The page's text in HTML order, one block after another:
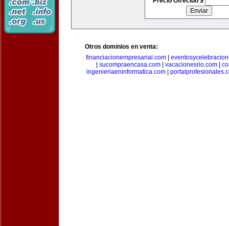
Otros dominios en venta:
financiacionempresarial.com
sucompraencasa.com| vacacionesrio.com|
ingenieriaeninformatica.com|